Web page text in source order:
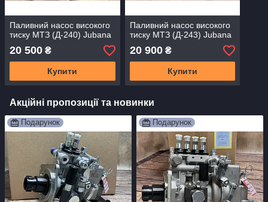
Паливний насос високого
тиску МТЗ (Д-240) Jubana
20 500 ₴
Купити
Паливний насос високого
тиску МТЗ (Д-243) Jubana
20 900₴
Купити
Акційні пропозиції та новинки
Подарунок Подарунок